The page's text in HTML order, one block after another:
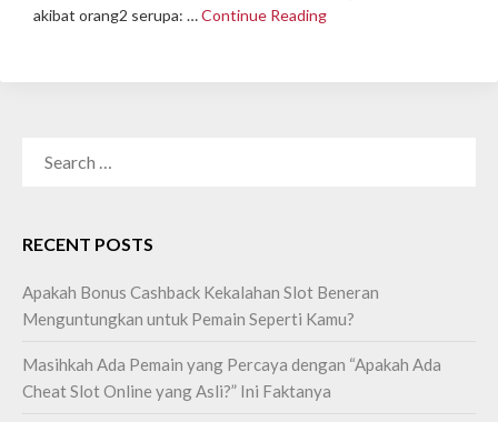
akibat orang2 serupa: …Continue Reading
RECENT POSTS
Apakah Bonus Cashback Kekalahan Slot Beneran
Menguntungkan untuk Pemain Seperti Kamu?
Masihkah Ada Pemain yang Percaya dengan “Apakah Ada
Cheat Slot Online yang Asli?” Ini Faktanya